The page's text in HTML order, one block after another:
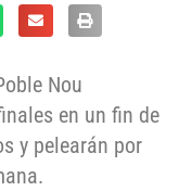
Nou
en un fin de
y pelearán por